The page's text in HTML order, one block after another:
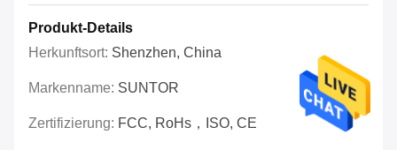
Produkt-Details
Herkunftsort: Shenzhen, China
Markenname: SUNTOR
Zertifizierung: FCC, RoHs，ISO, CE